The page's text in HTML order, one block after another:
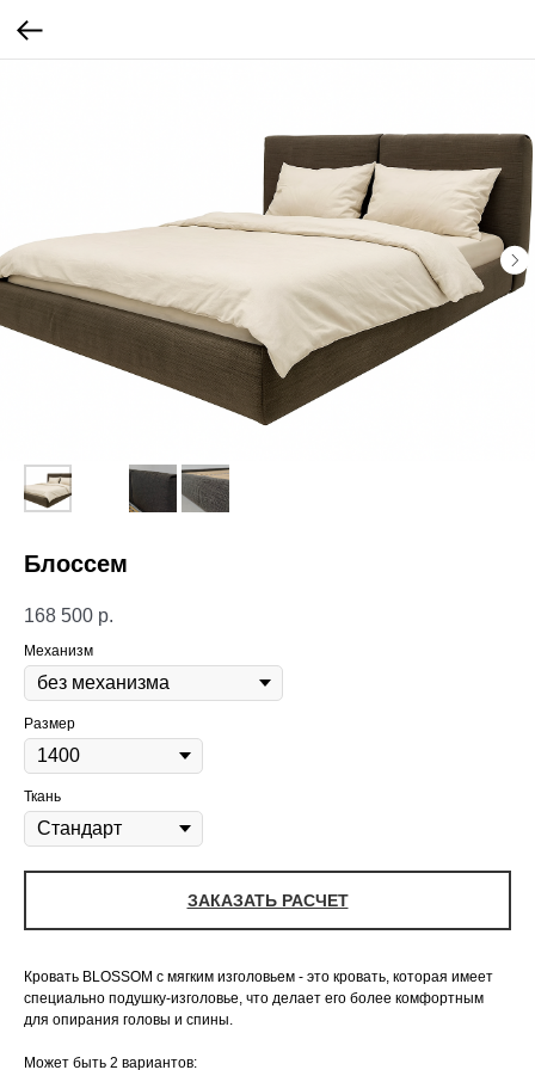
Блоссем
168 500 р.
Механизм
Размер
Ткань
ЗАКАЗАТЬ РАСЧЕТ
Кровать BLOSSOM с мягким изголовьем - это кровать, которая имеет
специально подушку-изголовье, что делает его более комфортным
для опирания головы и спины.
Может быть 2 вариантов: